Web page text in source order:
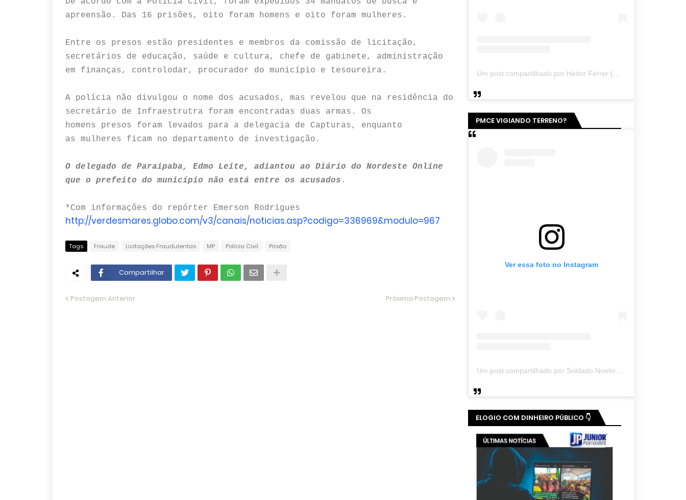
apreensão. Das 16 prisões, oito foram homens e oito foram mulheres.
Entre os presos estão presidentes e membros da comissão de licitação,
secretários de educação, saúde e cultura, chefe de gabinete, administração
em finanças, controlodar, procurador do município e tesoureira.
A polícia não divulgou o nome dos acusados, mas revelou que na residência do
secretário de Infraestrutra foram encontradas duas armas. Os
homens presos foram levados para a delegacia de Capturas, enquanto
as mulheres ficam no departamento de investigação.
O delegado de Paraipaba, Edmo Leite, adiantou ao Diário do Nordeste Online
que o prefeito do município não está entre os acusados .
*Com informações do repórter Emerson Rodrigues
http://verdesmares.globo.com/v3/canais/noticias.asp?codigo=336969&modulo=967
Tags Fraude Licitações Fraudulentas MP Polícia Civil Prisão
Compartilhar
Postagem Anterior Próxima Postagem
Um post compartilhado por Heitor Férrer (@heitor_ferrer77)
PMCE VIGIANDO TERRENO?
Ver essa foto no Instagram
Um post compartilhado por Soldado Noelio (@soldadonoelio)
ELOGIO COM DINHEIRO PÚBLICO 👇